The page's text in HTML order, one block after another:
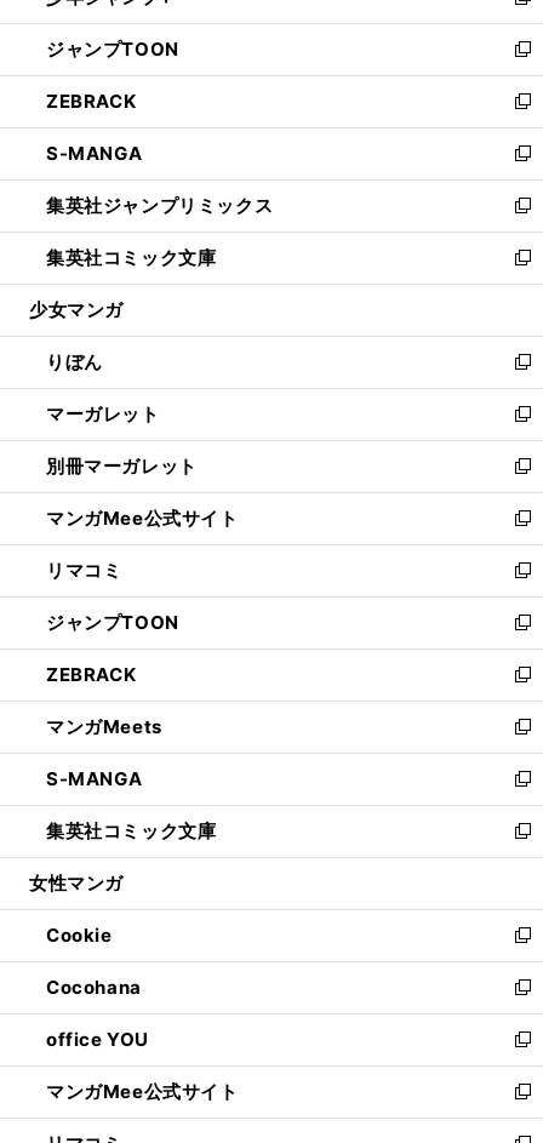
開
く
ウ
で
開
く
ン
ド
ウ
で
開
く
ウ
ィ
ン
ド
ウ
で
開
く
し
い
ウ
ィ
ン
ド
ウ
で
開
く
ジャンプTOON
新
し
い
ウ
ィ
ン
ド
ウ
で
開
ZEBRACK
新
し
い
ウ
ィ
ン
ド
ウ
開
く
S-MANGA
新
し
い
ウ
ィ
ン
ウ
で
開
く
集英社ジャンプリミックス
新
し
い
ウ
ン
ド
ウ
で
開
く
集英社コミック文庫
新
し
ウ
ィ
ン
ド
ウ
で
開
く
少女マンガ
りぼん
新
し
い
ウ
ィ
ン
ド
ウ
で
開
く
マーガレット
新
し
い
ウ
ィ
ン
ド
ウ
で
開
く
別冊マーガレット
新
し
い
ウ
ィ
ン
ド
ウ
で
開
く
マンガMee公式サイト
新
し
い
ウ
ィ
ン
ド
ウ
で
開
く
リマコミ
新
し
い
ウ
ィ
ン
ド
ウ
で
開
く
ジャンプTOON
新
し
い
ウ
ィ
ン
ド
ウ
で
開
ZEBRACK
新
し
い
ウ
ィ
ン
ド
ウ
開
く
マンガMeets
新
し
い
ウ
ィ
ン
ウ
で
開
く
S-MANGA
新
し
い
ウ
ン
ド
ウ
で
開
く
集英社コミック文庫
新
し
ウ
ィ
ン
ド
ウ
で
開
く
女性マンガ
Cookie
新
し
い
ウ
ィ
ン
ド
ウ
Cocohana
新
し
い
ウ
ィ
ン
office YOU
新
し
い
ウ
マンガMee公式サイト
新
し